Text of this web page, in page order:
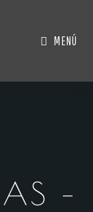
MENÚ
–